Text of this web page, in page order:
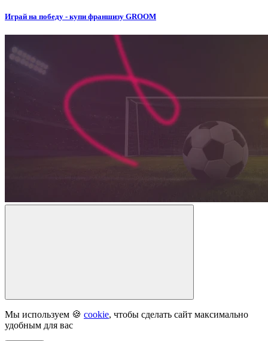
Играй на победу - купи франшизу GROOM
Мы используем 🍪 cookie, чтобы сделать сайт максимально
удобным для вас